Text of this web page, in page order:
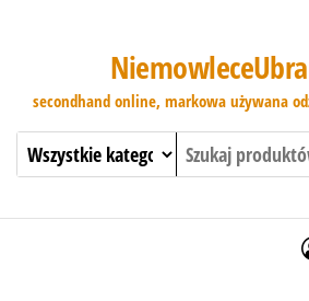
secondhand online, markowa używana